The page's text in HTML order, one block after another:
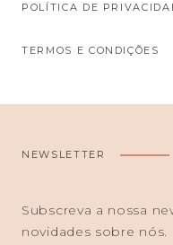
POLÍTICA DE
TERMOS E CONDIÇÕES
NEWSLETTER
Subscreva a nossa
novidades sobre nós.